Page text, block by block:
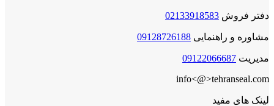
دفتر فروش 02133918583
مشاوره و راهنمایی 09128726188
مدیریت 09122066687
info<@>tehranseal.com
لینک های مفید